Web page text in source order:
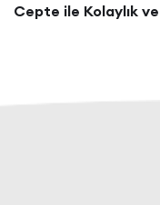
Cepte ile Kolaylık